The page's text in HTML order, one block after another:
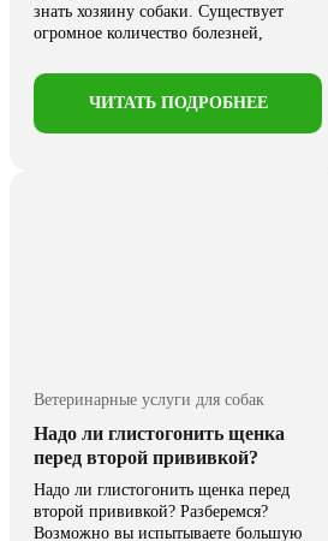
знать хозяину собаки. Существует
огромное количество болезней,
ЧИТАТЬ ПОДРОБНЕЕ
Ветеринарные услуги для собак
Надо ли глистогонить щенка
перед второй прививкой?
Надо ли глистогонить щенка перед
второй прививкой? Разберемся?
Возможно вы испытываете большую